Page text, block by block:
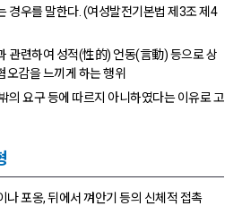
경우를 말한다. (여성발전기본법 제3조 제4
관련하여 성적(性的) 언동(言動) 등으로 상
오감을 느끼게 하는 행위
의 요구 등에 따르지 아니하였다는 이유로 고
나 포옹, 뒤에서 껴안기 등의 신체적 접촉